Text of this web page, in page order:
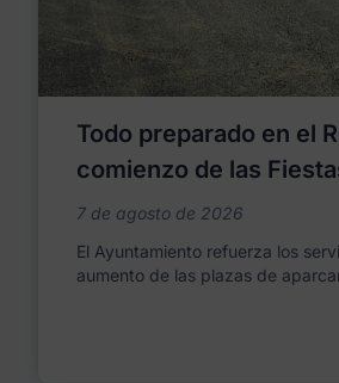
Todo preparado en el
comienzo de las
7 de agosto de 2026
El Ayuntamiento refuerza los
aumento de las plazas de